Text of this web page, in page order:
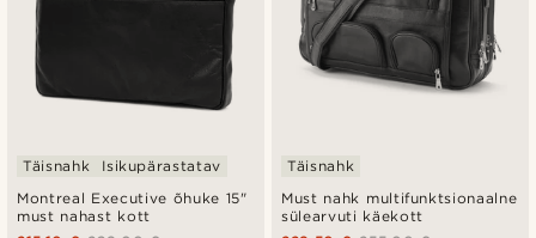
Montreal Executive õhuke 15"
must nahast kott
Täisnahk Isikupärastatav
Must nahk multifunktsionaalne
sülearvuti käekott
Täisnahk